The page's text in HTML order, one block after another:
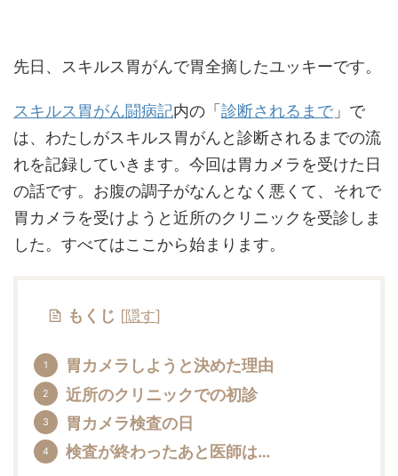
先日、スキルス胃がんで胃全摘したユッキーです。
スキルス胃がん闘病記内の「診断されるまで」で
は、わたしがスキルス胃がんと診断されるまでの流
れを記録していきます。今回は胃カメラを受けた日
の話です。お腹の調子がなんとなく悪くて、それで
胃カメラを受けようと近所のクリニックを受診しま
した。すべてはここから始まります。
もくじ [隠す]
胃カメラしようと決めた理由
近所のクリニックでの初診
胃カメラ検査の日
検査が終わったあと医師は…